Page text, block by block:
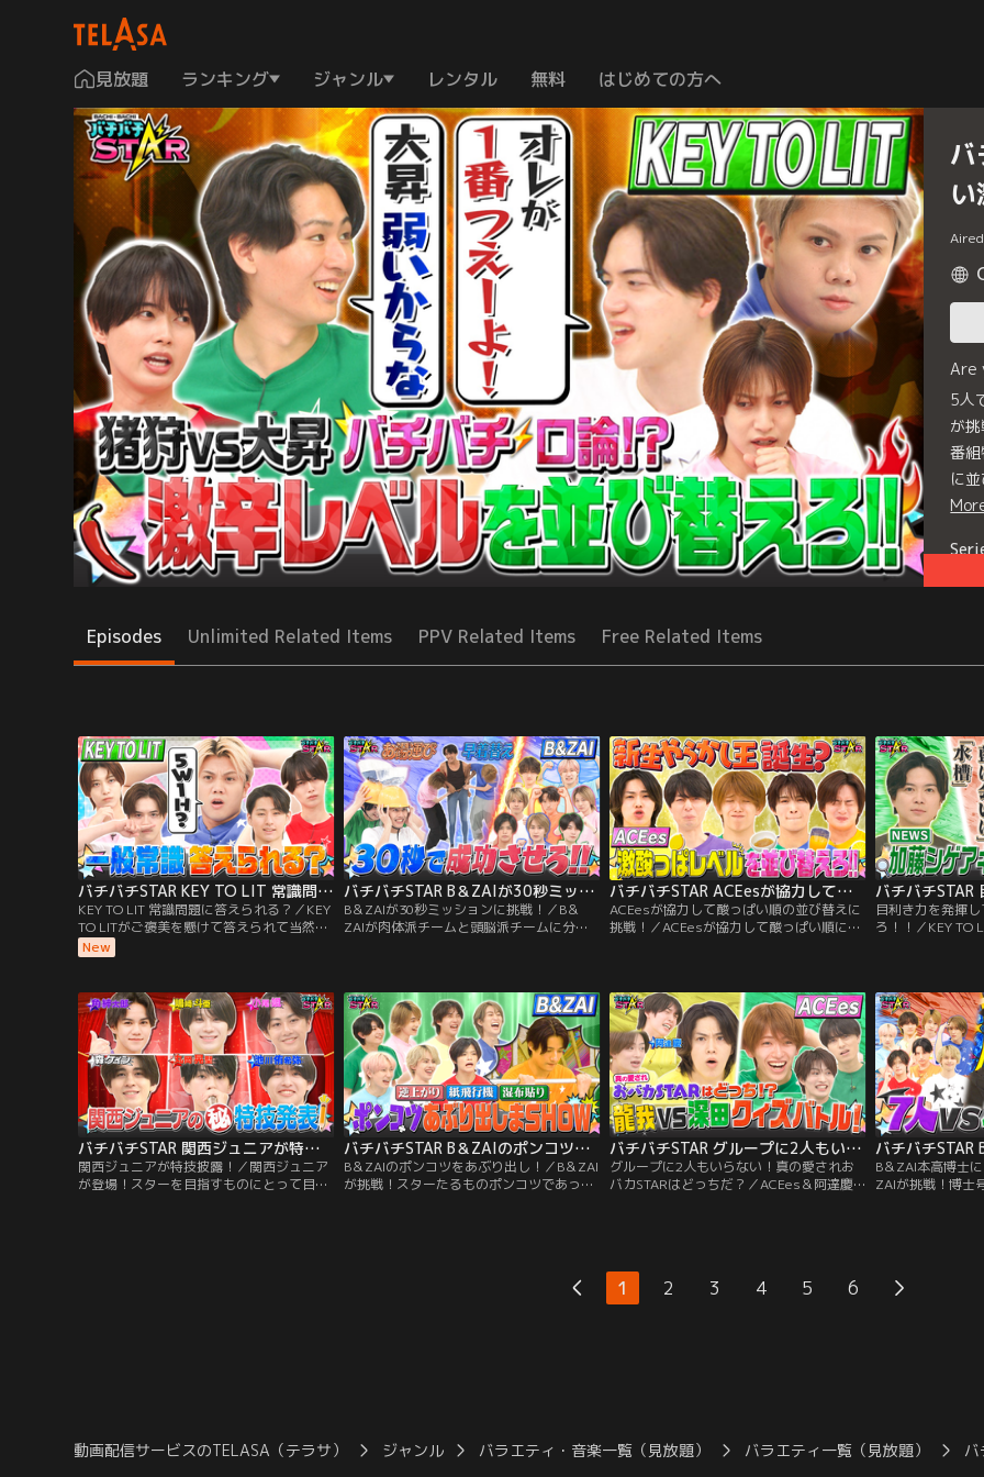
見放題 ランキング ジャンル レンタル 無料 はじめての方へ
Are
5人
が
番
に
Episodes Unlimited Related Items PPV Related Items Free Related Items
バチバチSTAR KEY TO LIT 常識問題に答えられる？
KEY TO LIT 常識問題に答えられる？／KEY
TO LITがご褒美を懸けて答えられて当然の
一般常識問題に挑戦！中にはSTARTOの先
輩に関する問題も！スターになるのは誰？
New
バチバチSTAR B＆ZAIが30秒ミッションに挑戦！
B＆ZAIが30秒ミッションに挑戦！／B＆
ZAIが肉体派チームと頭脳派チームに分か
バチバチSTAR ACEesが協力して酸っぱい順の並び替えに挑戦！
ACEesが協力して酸っぱい順の並び替えに
挑戦！／ACEesが協力して酸っぱい順に並
目利き力を発揮
ろ！！／KEY TO
NEWS加藤シゲ
TO LITに目利き
バチバチSTAR 関西ジュニアが特技披露！
関西ジュニアが特技披露！／関西ジュニア
が登場！スターを目指すものにとって目を
バチバチSTAR B＆ZAIのポンコツをあぶり出し！
B＆ZAIのポンコツをあぶり出し！／B＆ZAI
が挑戦！スターたるものポンコツであって
バチバチSTAR グループに2人もいらない！真の愛されおバカSTARはどっちだ？
グループに2人もいらない！真の愛されお
バカSTARはどっちだ？／ACEes＆阿達慶
っちだ！？
B＆ZAI本高博士
ZAIが挑戦！博士
1 2 3 4 5 6
動画配信サービスのTELASA（テラサ） ジャンル バラエティ・音楽一覧（見放題） バラエティ一覧（見放題） バ